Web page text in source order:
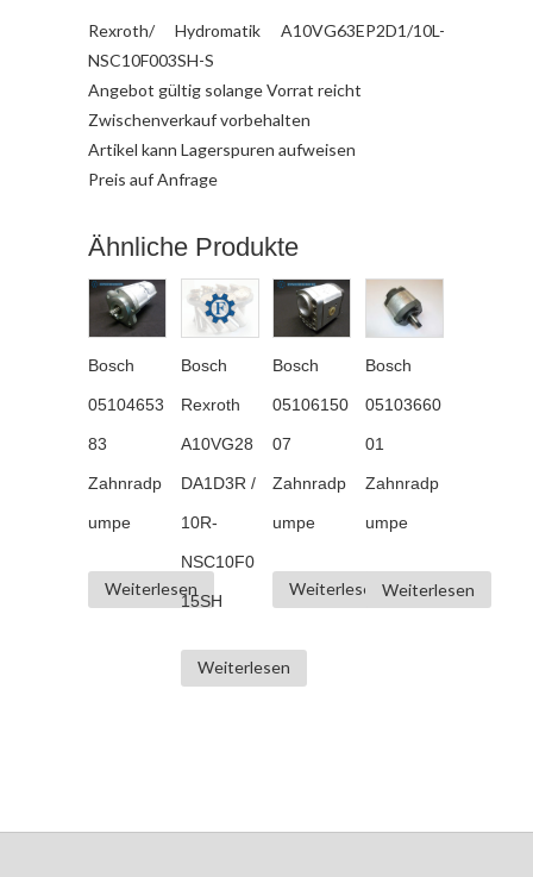
Rexroth/ Hydromatik A10VG63EP2D1/10L-
NSC10F003SH-S
Angebot gültig solange Vorrat reicht
Zwischenverkauf vorbehalten
Artikel kann Lagerspuren aufweisen
Preis auf Anfrage
Ähnliche Produkte
Bosch
05104653
83
Zahnradp
umpe
Weiterlesen
Bosch
Rexroth
A10VG28
DA1D3R /
10R-
NSC10F0
15SH
Weiterlesen
Bosch
05106150
07
Zahnradp
umpe
Weiterlesen
Bosch
05103660
01
Zahnradp
umpe
Weiterlesen